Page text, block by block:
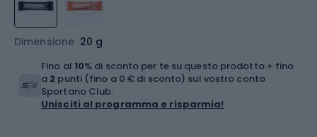
Dimensione 20 g
Fino al 10% di sconto per te su questo prodotto + fino
a 2 punti (fino a 0 € di sconto) sul vostro conto
Sportano Club.
Unisciti al programma e risparmia!